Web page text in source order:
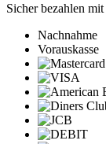
Sicher bezahlen mit
Nachnahme
Vorauskasse